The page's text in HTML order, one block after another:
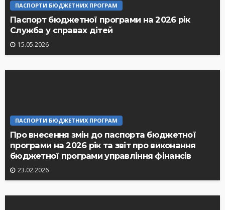
ПАСПОРТИ БЮДЖЕТНИХ ПРОГРАМ
Паспорт бюджетної програми на 2026 рік
Служба у справах дітей
15.05.2026
ПАСПОРТИ БЮДЖЕТНИХ ПРОГРАМ
Про внесення змін до паспорта бюджетної
програми на 2026 рік та звіт про виконання
бюджетної програми управління фінансів
23.02.2026